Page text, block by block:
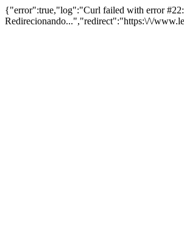
{"error":true,"log":"Curl failed with error #22:
Redirecionando...","redirect":"https:\/\/